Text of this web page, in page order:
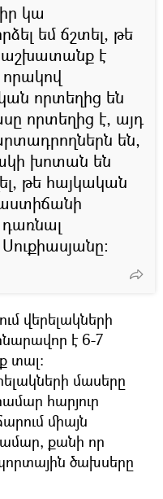
կա
եմ ճշտել, թե
աշխատանք է
որակով
որտեղից են
որտեղից է, այդ
են,
խոտան են
թե հայկական
վերելակների
է 6-7
տալ։
մասերը
հարյուր
միայն
քանի որ
ծախսերը